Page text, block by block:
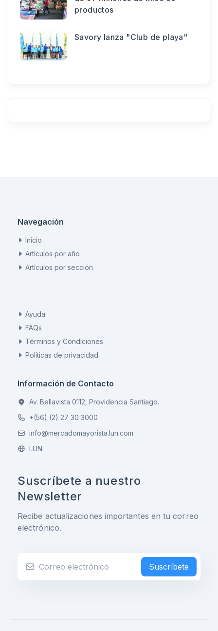
productos
Savory lanza "Club de playa"
Navegación
Inicio
Artículos por año
Artículos por sección
Ayuda
FAQs
Términos y Condiciones
Políticas de privacidad
Información de Contacto
Av. Bellavista 0112, Providencia Santiago.
+(56) (2) 27 30 3000
info@mercadomayorista.lun.com
LUN
Suscríbete a nuestro
Newsletter
Recibe actualizaciones importantes en tu correo
electrónico.
Suscríbete